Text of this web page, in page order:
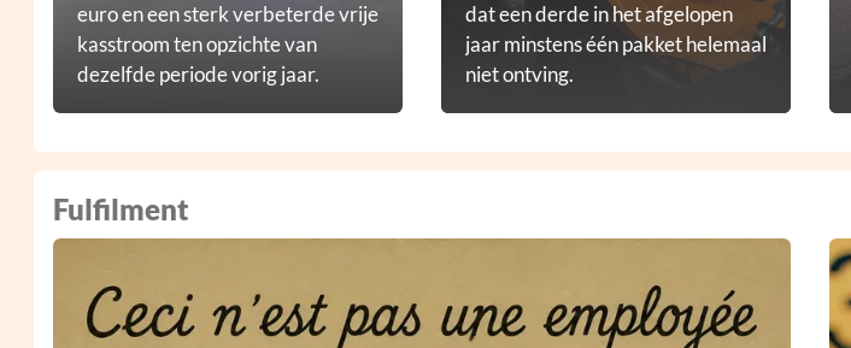
euro en een sterk verbeterde vrije
kasstroom ten opzichte van
dezelfde periode vorig jaar.
dat een derde in het afgelopen
jaar minstens één pakket helemaal
niet ontving.
Fulfilment